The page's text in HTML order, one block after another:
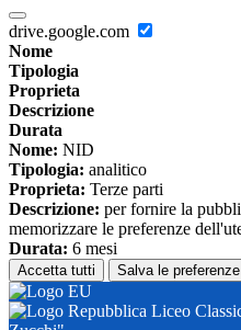
drive.google.com
Nome
Tipologia
Proprieta
Descrizione
Durata
Nome: NID
Tipologia: analitico
Proprieta: Terze parti
Descrizione: per fornire la
memorizzare le preferenze
Durata: 6 mesi
Accetta tutti Salva le preferenze
Liceo